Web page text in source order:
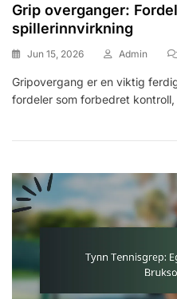
Grip overganger:
spillerinnvirkning
Jun 15, 2026 Admin
Gripovergang er en viktig
fordeler som forbedret